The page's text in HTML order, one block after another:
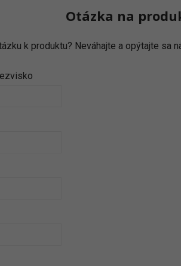
Otázka na
k produktu? Neváhajte a opýtajte sa